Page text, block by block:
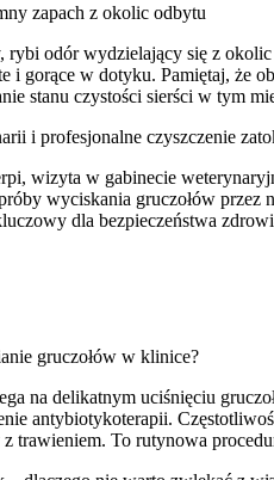
zapach z okolic odbytu
rybi odór wydzielający się z
i gorące w dotyku. Pamiętaj, że
stanu czystości sierści w tym
i profesjonalne czyszczenie
wizyta w gabinecie
wyciskania gruczołów
dla bezpieczeństwa
gruczołów w klinice?
na delikatnym uciśnięciu
antybiotykoterapii.
trawieniem. To rutynowa